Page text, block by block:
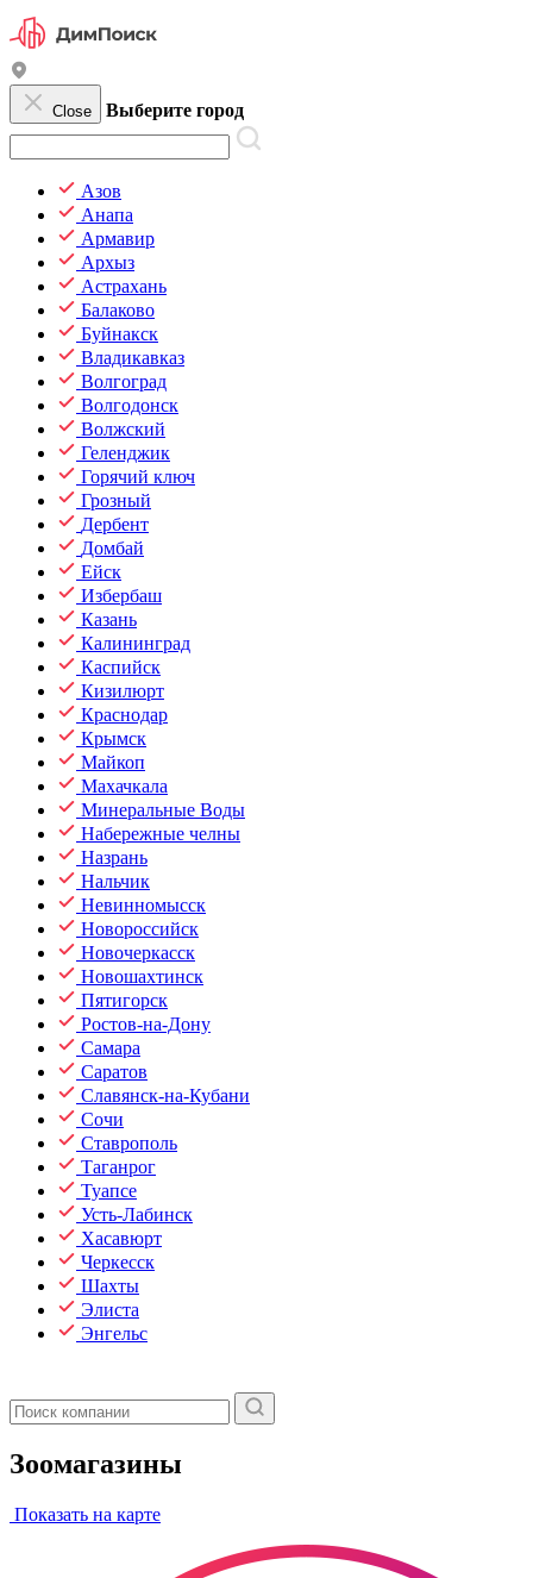
Close Выберите город
Азов
Анапа
Армавир
Архыз
Астрахань
Балаково
Буйнакск
Владикавказ
Волгоград
Волгодонск
Волжский
Геленджик
Горячий ключ
Грозный
Дербент
Домбай
Ейск
Избербаш
Казань
Калининград
Каспийск
Кизилюрт
Краснодар
Крымск
Майкоп
Махачкала
Минеральные Воды
Набережные челны
Назрань
Нальчик
Невинномысск
Новороссийск
Новочеркасск
Новошахтинск
Пятигорск
Ростов-на-Дону
Самара
Саратов
Славянск-на-Кубани
Сочи
Ставрополь
Таганрог
Туапсе
Усть-Лабинск
Хасавюрт
Черкесск
Шахты
Элиста
Энгельс
Зоомагазины
Показать на карте